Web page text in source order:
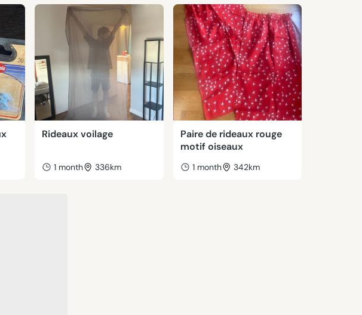
Rideaux voilage
1 month 336km
Paire de rideaux rouge
motif oiseaux
1 month 342km